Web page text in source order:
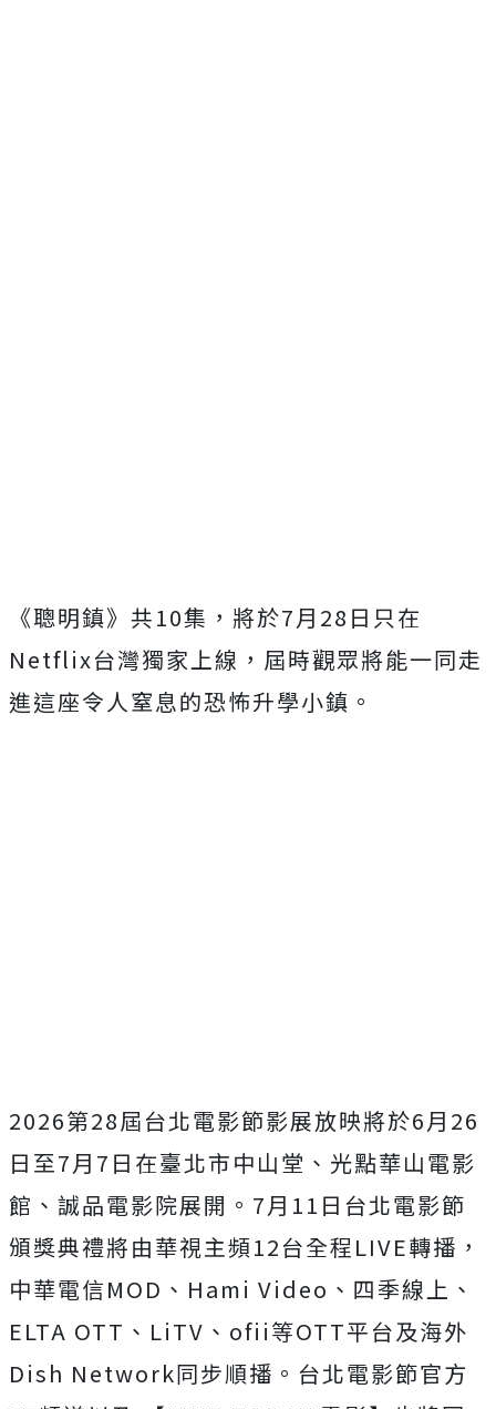
《聰明鎮》共10集， 將於7月28日只在
Netflix台灣獨家上線， 屆時觀眾將能一同走
進這座令人窒息的恐怖升學小鎮。
2026第28屆台北電影節影展放映將於6月26
日至7月7日在臺北市中山堂、光點華山電影
館、誠品電影院展開。 7月11日台北電影節
頒獎典禮將由華視主頻12台全程LIVE轉播，
中華電信MOD、Hami Video、四季線上、
ELTA OTT、LiTV、ofii等OTT平台及海外
Dish Network同步順播。台北電影節官方